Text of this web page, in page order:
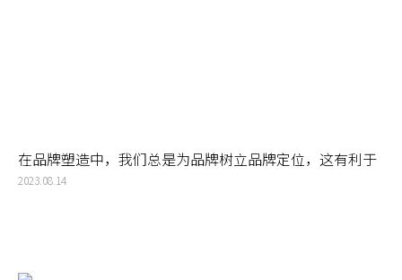
在品牌塑造中，我们总是为品牌树立品牌定位，这有利于
提出明确的品牌概念，进而进一步打造有影响力的品牌
2023.08.14